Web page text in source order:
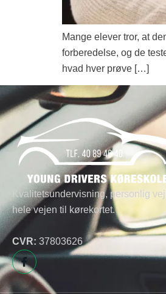
Mange elever tror, at
forberedelse, og de
hvad hver prøve […]
Kvalitetsundervisning, personlig
hele vejen til kørekortet.
CVR: 37803626